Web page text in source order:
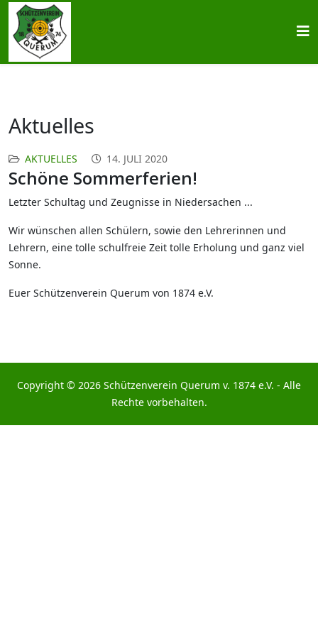
Aktuelles
AKTUELLES 14. JULI 2020
Schöne Sommerferien!
Letzter Schultag und Zeugnisse in Niedersachen ...
Wir wünschen allen Schülern, sowie den Lehrerinnen und
Lehrern, eine tolle schulfreie Zeit tolle Erholung und ganz viel
Sonne.
Euer Schützenverein Querum von 1874 e.V.
Copyright © 2026 Schützenverein Querum v. 1874 e.V. - Alle
Rechte vorbehalten.